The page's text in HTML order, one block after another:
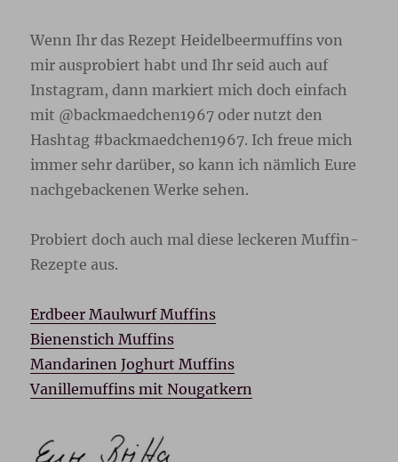
Wenn Ihr das Rezept Heidelbeermuffins von
mir ausprobiert habt und Ihr seid auch auf
Instagram, dann markiert mich doch einfach
mit @backmaedchen1967 oder nutzt den
Hashtag #backmaedchen1967. Ich freue mich
immer sehr darüber, so kann ich nämlich Eure
nachgebackenen Werke sehen.
Probiert doch auch mal diese leckeren Muffin-
Rezepte aus.
Erdbeer Maulwurf Muffins
Bienenstich Muffins
Mandarinen Joghurt Muffins
Vanillemuffins mit Nougatkern